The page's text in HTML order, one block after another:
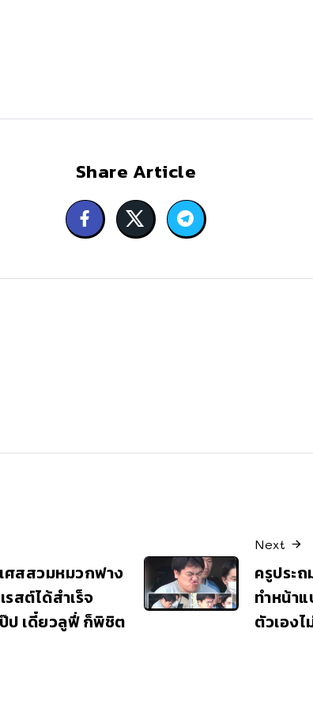
Share Article
ศสสวมหมวกฟาง
รสต์ได้สำเร็จ
ป เดี๋ยวลูฟี่ ก็พิชิต
Next
ครูประ
ทำหน้า
ตัวเองไ